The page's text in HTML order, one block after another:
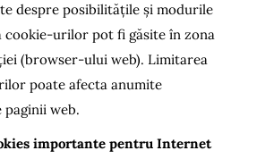
despre posibilităţile şi modurile
cookie-urilor pot fi găsite în zona
(browser-ului web). Limitarea
poate afecta anumite
web.
importante pentru Internet